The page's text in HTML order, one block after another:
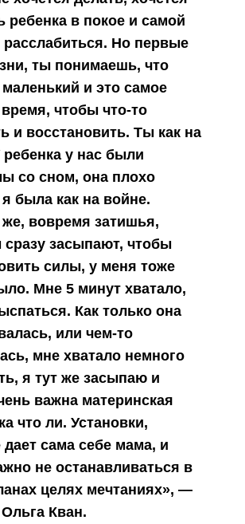
ребенка в покое и самой
расслабиться. Но первые
ты понимаешь, что
и это самое
чтобы что-то
и восстановить. Ты как на
ребенка у нас были
со сном, она плохо
была как на войне.
же, вовремя затишья,
сразу засыпают, чтобы
силы, у меня тоже
Мне 5 минут хватало,
Как только она
или чем-то
мне хватало немного
я тут же засыпаю и
важна материнская
что ли. Установки,
дает сама себе мама, и
не останавливаться в
целях мечтаниях», —
Кван.